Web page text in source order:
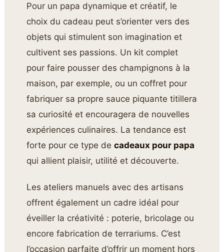
Pour un papa dynamique et créatif, le
choix du cadeau peut s’orienter vers des
objets qui stimulent son imagination et
cultivent ses passions. Un kit complet
pour faire pousser des champignons à la
maison, par exemple, ou un coffret pour
fabriquer sa propre sauce piquante titillera
sa curiosité et encouragera de nouvelles
expériences culinaires. La tendance est
forte pour ce type decadeaux pour papa
qui allient plaisir, utilité et découverte.
Les ateliers manuels avec des artisans
offrent également un cadre idéal pour
éveiller la créativité : poterie, bricolage ou
encore fabrication de terrariums. C’est
l’occasion parfaite d’offrir un moment hors